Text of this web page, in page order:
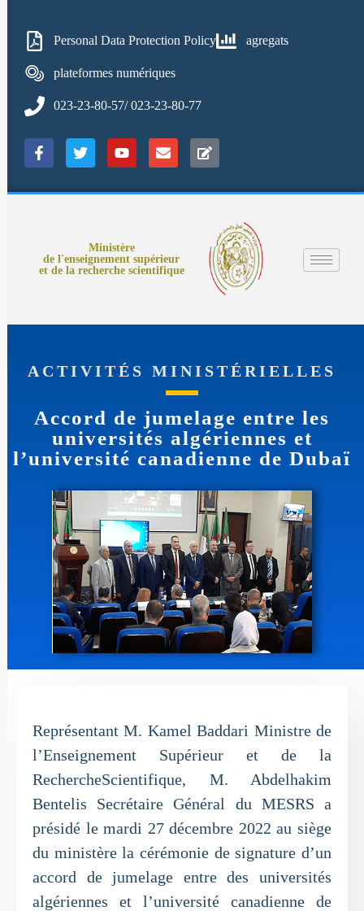
Personal Data Protection Policy agregats
plateformes numériques
023-23-80-57/ 023-23-80-77
Ministère
de l'enseignement supérieur
et de la recherche scientifique
ACTIVITÉS MINISTÉRIELLES
Accord de jumelage entre les
universités algériennes et
l’université canadienne de Dubaï
Représentant M. Kamel Baddari Ministre de
l’Enseignement Supérieur et de la
RechercheScientifique, M. Abdelhakim
Bentelis Secrétaire Général du MESRS a
présidé le mardi 27 décembre 2022 au siège
du ministère la cérémonie de signature d’un
accord de jumelage entre des universités
algériennes et l’université canadienne de